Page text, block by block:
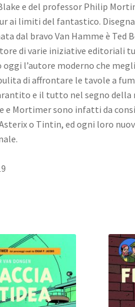
e del professor Philip
ai limiti del fantastico.
dal bravo Van Hamme è
di varie iniziative editoriali
oggi l’autore moderno che
di affrontare le tavole a
e il tutto nel segno
e Mortimer sono infatti da
o Tintin, ed ogni loro